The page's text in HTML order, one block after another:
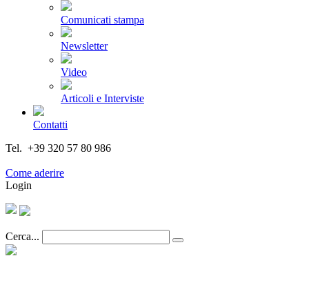
Comunicati stampa
Newsletter
Video
Articoli e Interviste
Contatti
Tel. +39 320 57 80 986
Come aderire
Login
Cerca...